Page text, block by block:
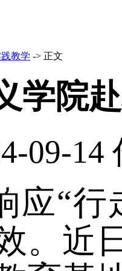
教学 -> 正文
学院
09-14
应“行
。近